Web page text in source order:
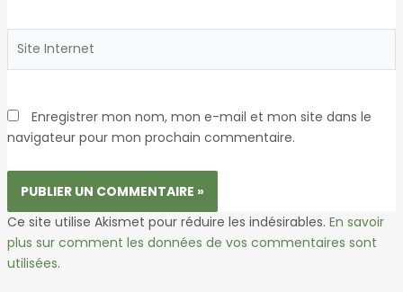
Internet
Enregistrer mon nom, mon e-mail et mon site dans le
navigateur pour mon prochain commentaire.
Ce site utilise Akismet pour réduire les indésirables. En savoir
plus sur comment les données de vos commentaires sont
utilisées.